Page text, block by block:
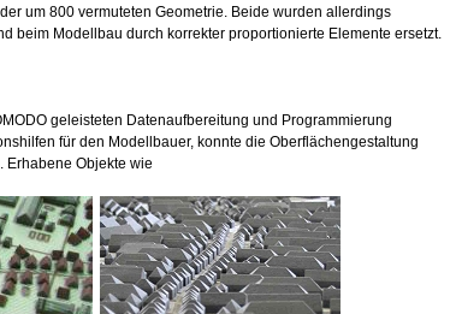
um 800 vermuteten Geometrie. Beide wurden allerdings
beim Modellbau durch korrekter proportionierte Elemente ersetzt.
geleisteten Datenaufbereitung und Programmierung
für den Modellbauer, konnte die Oberflächengestaltung
Erhabene Objekte wie